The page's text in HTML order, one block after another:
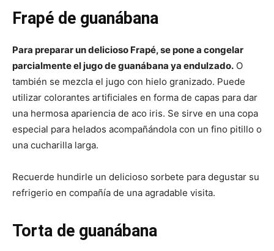
Frapé de guanábana
Para preparar un delicioso Frapé, se pone a congelar
parcialmente el jugo de guanábana ya endulzado. O
también se mezcla el jugo con hielo granizado. Puede
utilizar colorantes artificiales en forma de capas para dar
una hermosa apariencia de aco iris. Se sirve en una copa
especial para helados acompañándola con un fino pitillo o
una cucharilla larga.
Recuerde hundirle un delicioso sorbete para degustar su
refrigerio en compañía de una agradable visita.
Torta de guanábana